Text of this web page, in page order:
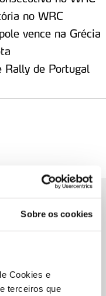
Sobre os cookies
Cookies e
terceiros que
no WRC
vence na Grécia
Rally de Portugal